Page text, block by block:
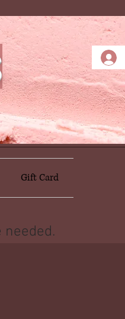
Gift Card
needed.